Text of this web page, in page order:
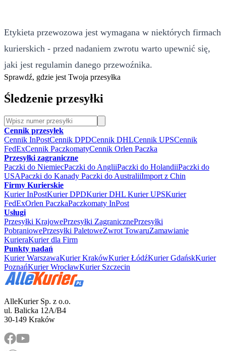
Etykieta przewozowa jest wymagana w niektórych firmach
kurierskich - przed nadaniem zwrotu warto upewnić się,
jaki jest regulamin danego przewoźnika.
Sprawdź, gdzie jest Twoja przesyłka
Śledzenie przesyłki
Cennik przesyłek
Cennik InPostCennik DPDCennik DHLCennik UPSCennik
FedExCennik PaczkomatyCennik Orlen Paczka
Przesyłki zagraniczne
Paczki do NiemiecPaczki do AngliiPaczki do HolandiiPaczki do
USAPaczki do Kanady Paczki do AustraliiImport z Chin
Firmy Kurierskie
Kurier InPostKurier DPDKurier DHL Kurier UPSKurier
FedExOrlen PaczkaPaczkomaty InPost
Usługi
Przesyłki KrajowePrzesyłki ZagranicznePrzesyłki
PobraniowePrzesyłki PaletoweZwrot TowaruZamawianie
KurieraKurier dla Firm
Punkty nadań
Kurier WarszawaKurier KrakówKurier ŁódźKurier GdańskKurier
PoznańKurier WrocławKurier Szczecin
AlleKurier Sp. z o.o.
ul. Balicka 12A/B4
30-149 Kraków